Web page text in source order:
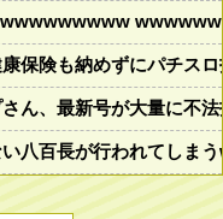
保険も納めずにパチス
さん、最新号が大量に不
い八百長が行われてし